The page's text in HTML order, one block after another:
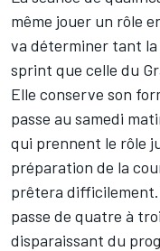
même jouer un rôle
va déterminer tant
sprint que celle du
Elle conserve son
passe au samedi
qui prennent le rôle
préparation de la
prêtera difficilement.
passe de quatre à
disparaissant du